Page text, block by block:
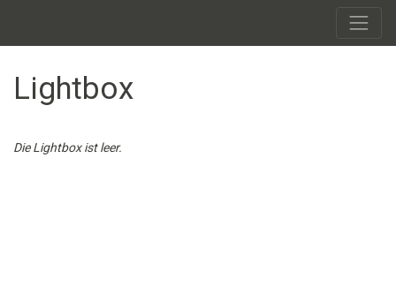
Lightbox
Die Lightbox ist leer.